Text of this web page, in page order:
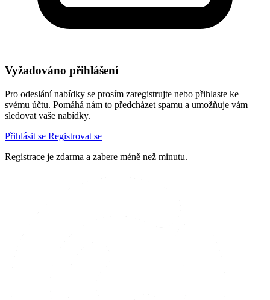
Vyžadováno přihlášení
Pro odeslání nabídky se prosím zaregistrujte nebo přihlaste ke
svému účtu. Pomáhá nám to předcházet spamu a umožňuje vám
sledovat vaše nabídky.
Přihlásit se Registrovat se
Registrace je zdarma a zabere méně než minutu.